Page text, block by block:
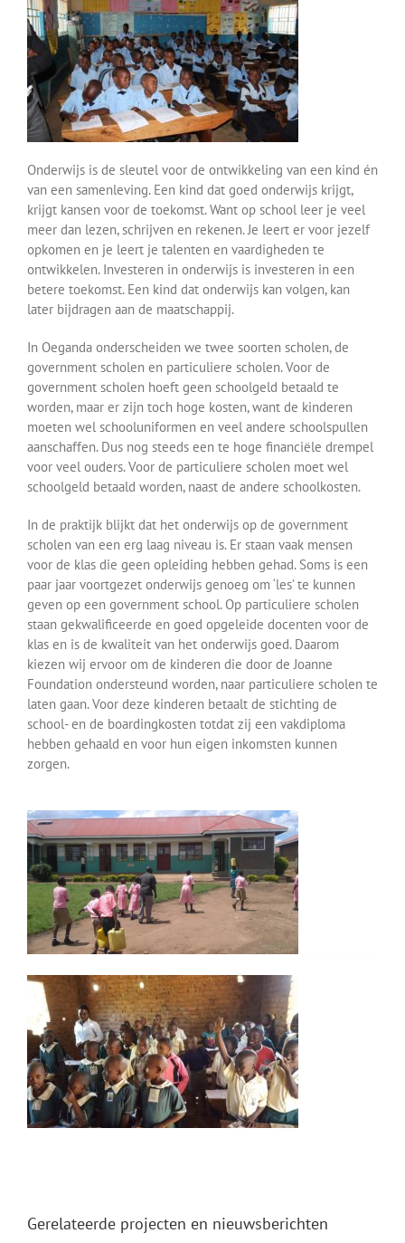
Over ons
Contact
Onderwijs is de sleutel voor de ontwikkeling van een kind én
van een samenleving. Een kind dat goed onderwijs krijgt,
krijgt kansen voor de toekomst. Want op school leer je veel
meer dan lezen, schrijven en rekenen. Je leert er voor jezelf
opkomen en je leert je talenten en vaardigheden te
ontwikkelen. Investeren in onderwijs is investeren in een
betere toekomst. Een kind dat onderwijs kan volgen, kan
later bijdragen aan de maatschappij.
In Oeganda onderscheiden we twee soorten scholen, de
government scholen en particuliere scholen. Voor de
government scholen hoeft geen schoolgeld betaald te
worden, maar er zijn toch hoge kosten, want de kinderen
moeten wel schooluniformen en veel andere schoolspullen
aanschaffen. Dus nog steeds een te hoge financiële drempel
voor veel ouders. Voor de particuliere scholen moet wel
schoolgeld betaald worden, naast de andere schoolkosten.
In de praktijk blijkt dat het onderwijs op de government
scholen van een erg laag niveau is. Er staan vaak mensen
voor de klas die geen opleiding hebben gehad. Soms is een
paar jaar voortgezet onderwijs genoeg om ‘les’ te kunnen
geven op een government school. Op particuliere scholen
staan gekwalificeerde en goed opgeleide docenten voor de
klas en is de kwaliteit van het onderwijs goed. Daarom
kiezen wij ervoor om de kinderen die door de Joanne
Foundation ondersteund worden, naar particuliere scholen te
laten gaan. Voor deze kinderen betaalt de stichting de
school- en de boardingkosten totdat zij een vakdiploma
hebben gehaald en voor hun eigen inkomsten kunnen
zorgen.
Gerelateerde projecten en nieuwsberichten